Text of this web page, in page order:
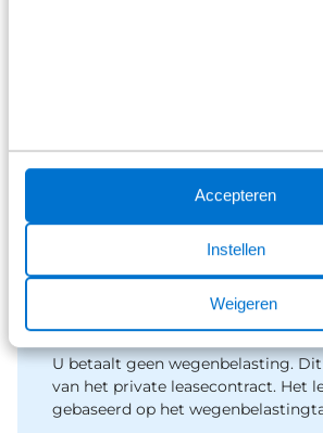
Accepteren
Instellen
Weigeren
heel Nederland. Neem contact op
Belasting
U betaalt geen wegenbelasting.
van het private leasecontract. Het
gebaseerd op het